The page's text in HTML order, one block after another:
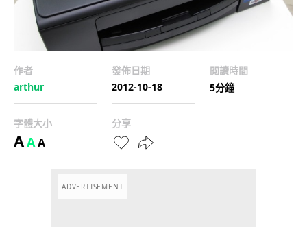
作者
arthur
發佈日期
2012-10-18
閱讀時間
5分鐘
字體大小
AAA
分享
ADVERTISEMENT